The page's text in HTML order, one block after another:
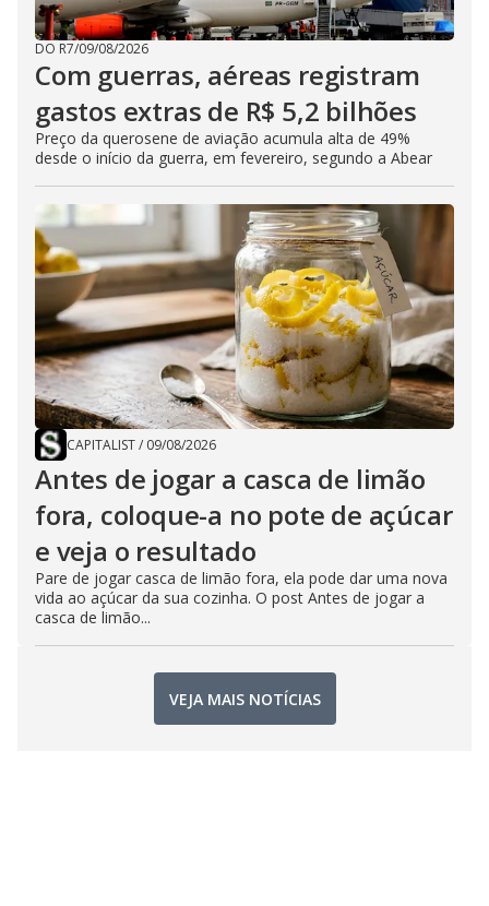
DO R7/09/08/2026
Com guerras, aéreas registram
gastos extras de R$ 5,2 bilhões
Preço da querosene de aviação acumula alta de 49%
desde o início da guerra, em fevereiro, segundo a Abear
CAPITALIST/ 09/08/2026
Antes de jogar a casca de limão
fora, coloque-a no pote de açúcar
e veja o resultado
Pare de jogar casca de limão fora, ela pode dar uma nova
vida ao açúcar da sua cozinha. O post Antes de jogar a
casca de limão...
VEJA MAIS NOTÍCIAS